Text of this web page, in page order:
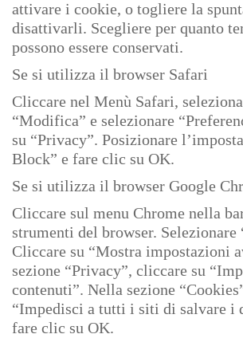
attivare i cookie, o togliere la
disattivarli. Scegliere per quanto
possono essere conservati.
Se si utilizza il browser Safari
Cliccare nel Menù Safari,
“Modifica” e selezionare
su “Privacy”. Posizionare
Block” e fare clic su OK.
Se si utilizza il browser Google
Cliccare sul menu Chrome nella
strumenti del browser. Selezionare
Cliccare su “Mostra impostazioni
sezione “Privacy”, cliccare su
contenuti”. Nella sezione
“Impedisci a tutti i siti di salvare i
fare clic su OK.